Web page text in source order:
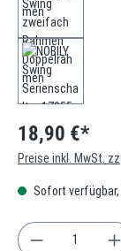
18,90 €*
Preise inkl. MwSt.
Sofort
Produkt